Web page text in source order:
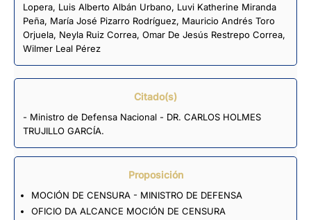
Lopera, Luis Alberto Albán Urbano, Luvi Katherine Miranda
Peña, María José Pizarro Rodríguez, Mauricio Andrés Toro
Orjuela, Neyla Ruiz Correa, Omar De Jesús Restrepo Correa,
Wilmer Leal Pérez
Citado(s)
- Ministro de Defensa Nacional - DR. CARLOS HOLMES
TRUJILLO GARCÍA.
Proposición
MOCIÓN DE CENSURA - MINISTRO DE DEFENSA
OFICIO DA ALCANCE MOCIÓN DE CENSURA